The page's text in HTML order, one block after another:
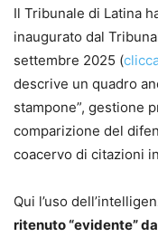
Il Tribunale di Latina
inaugurato dal
settembre 2025 (
descrive un quadro
stampone”, gestione
comparizione del
coacervo di citazioni
Qui l’uso
ritenuto “evidente”